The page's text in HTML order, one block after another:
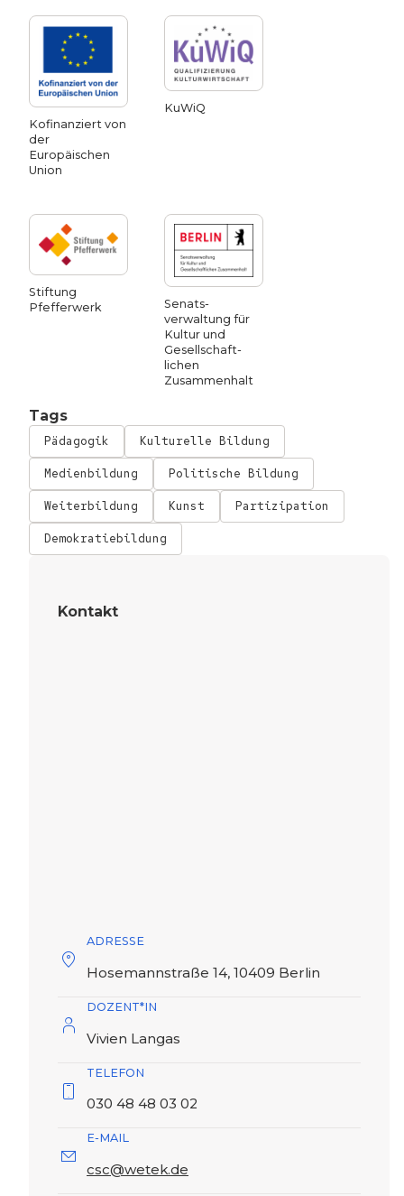
Kofinanziert von
der
Europäischen
Union
KuWiQ
Stiftung
Pfefferwerk
Senats­
verwaltung für
Kultur und
Gesellschaft­
lichen
Zusammen­halt
Tags
Pädagogik Kulturelle Bildung
Medienbildung Politische Bildung
Weiterbildung Kunst Partizipation
Demokratiebildung
Kontakt
ADRESSE
Hosemannstraße 14, 10409 Berlin
DOZENT*IN
Vivien Langas
TELEFON
030 48 48 03 02
E-MAIL
csc@wetek.de